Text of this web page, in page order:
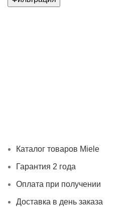
Каталог товаров Miele
Гарантия 2 года
Оплата при получении
Доставка в день заказа